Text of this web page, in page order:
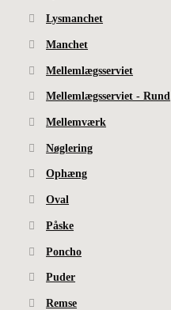
Lysmanchet
Manchet
Mellemlægsserviet
Mellemlægsserviet - Rund
Mellemværk
Nøglering
Ophæng
Oval
Påske
Poncho
Puder
Remse